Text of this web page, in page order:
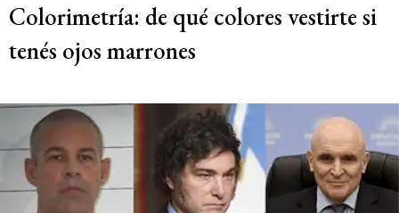
Colorimetría: de qué colores vestirte si
tenés ojos marrones